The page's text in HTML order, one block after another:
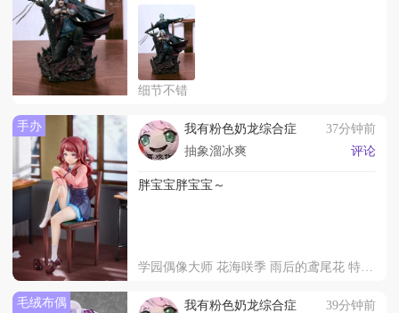
细节不错
手办 我有粉色奶龙综合症
37分钟前
抽象溜冰爽
评论
胖宝宝胖宝宝～
毛绒布偶 我有粉色奶龙综合症
39分钟前